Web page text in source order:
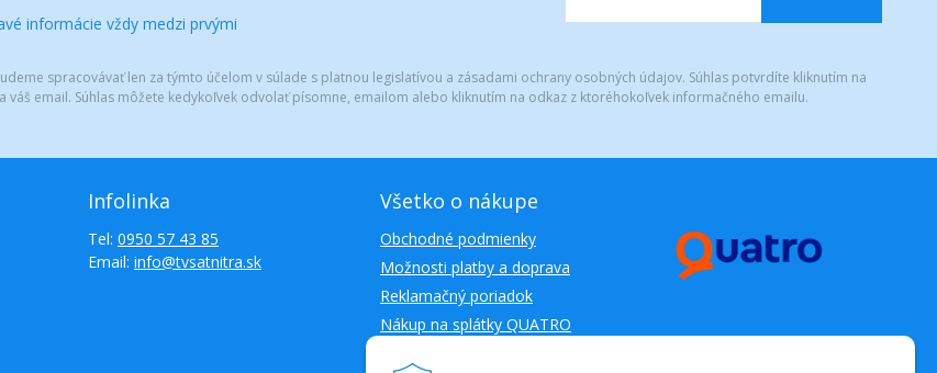
informácie vždy medzi prvými
spracovávať len za týmto účelom v súlade s platnou legislatívou a zásadami ochrany osobných údajov. Súhlas potvrdíte kliknutím na
váš email. Súhlas môžete kedykoľvek odvolať písomne, emailom alebo kliknutím na odkaz z ktoréhokoľvek informačného emailu.
Infolinka
Tel: 0950 57 43 85
Email: info@tvsatnitra.sk
Všetko o nákupe
Obchodné podmienky
Možnosti platby a doprava
Reklamačný poriadok
Nákup na splátky QUATRO